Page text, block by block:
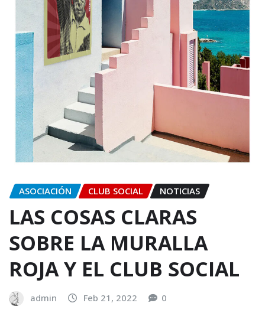
ASOCIACIÓN CLUB SOCIAL NOTICIAS
LAS COSAS CLARAS
SOBRE LA MURALLA
ROJA Y EL CLUB SOCIAL
admin Feb 21, 2022 0